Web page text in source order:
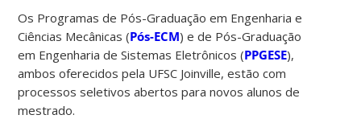
Os Programas de Pós-Graduação em Engenharia e
Ciências Mecânicas (Pós-ECM) e de Pós-Graduação
em Engenharia de Sistemas Eletrônicos (PPGESE),
ambos oferecidos pela UFSC Joinville, estão com
processos seletivos abertos para novos alunos de
mestrado.